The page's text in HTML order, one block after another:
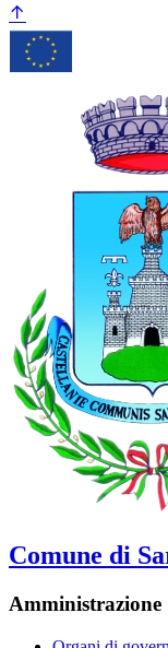
Comune di
Amministrazione